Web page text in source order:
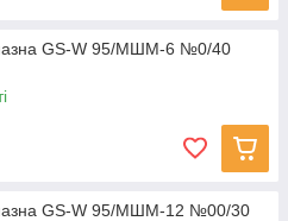
GS-W 95/МШМ-6 №0/40
GS-W 95/МШМ-12 №00/30